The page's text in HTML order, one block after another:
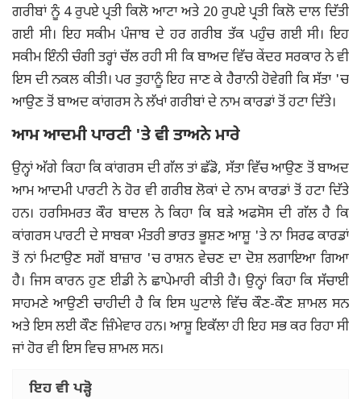
ਗਰੀਬਾਂ ਨੂੰ 4 ਰੁਪਏ ਪ੍ਰਤੀ ਕਿਲੋ ਆਟਾ ਅਤੇ 20 ਰੁਪਏ ਪ੍ਰਤੀ ਕਿਲੋ ਦਾਲ ਦਿੱਤੀ
ਗਈ ਸੀ। ਇਹ ਸਕੀਮ ਪੰਜਾਬ ਦੇ ਹਰ ਗਰੀਬ ਤੱਕ ਪਹੁੰਚ ਗਈ ਸੀ। ਇਹ
ਸਕੀਮ ਇੰਨੀ ਚੰਗੀ ਤਰ੍ਹਾਂ ਚੱਲ ਰਹੀ ਸੀ ਕਿ ਬਾਅਦ ਵਿੱਚ ਕੇਂਦਰ ਸਰਕਾਰ ਨੇ ਵੀ
ਇਸ ਦੀ ਨਕਲ ਕੀਤੀ। ਪਰ ਤੁਹਾਨੂੰ ਇਹ ਜਾਣ ਕੇ ਹੈਰਾਨੀ ਹੋਵੇਗੀ ਕਿ ਸੱਤਾ 'ਚ
ਆਉਣ ਤੋਂ ਬਾਅਦ ਕਾਂਗਰਸ ਨੇ ਲੱਖਾਂ ਗਰੀਬਾਂ ਦੇ ਨਾਮ ਕਾਰਡਾਂ ਤੋਂ ਹਟਾ ਦਿੱਤੇ।
ਆਮ ਆਦਮੀ ਪਾਰਟੀ 'ਤੇ ਵੀ ਤਾਅਨੇ ਮਾਰੇ
ਉਨ੍ਹਾਂ ਅੱਗੇ ਕਿਹਾ ਕਿ ਕਾਂਗਰਸ ਦੀ ਗੱਲ ਤਾਂ ਛੱਡੋ, ਸੱਤਾ ਵਿੱਚ ਆਉਣ ਤੋਂ ਬਾਅਦ
ਆਮ ਆਦਮੀ ਪਾਰਟੀ ਨੇ ਹੋਰ ਵੀ ਗਰੀਬ ਲੋਕਾਂ ਦੇ ਨਾਮ ਕਾਰਡਾਂ ਤੋਂ ਹਟਾ ਦਿੱਤੇ
ਹਨ। ਹਰਸਿਮਰਤ ਕੌਰ ਬਾਦਲ ਨੇ ਕਿਹਾ ਕਿ ਬੜੇ ਅਫਸੋਸ ਦੀ ਗੱਲ ਹੈ ਕਿ
ਕਾਂਗਰਸ ਪਾਰਟੀ ਦੇ ਸਾਬਕਾ ਮੰਤਰੀ ਭਾਰਤ ਭੂਸ਼ਣ ਆਸ਼ੂ 'ਤੇ ਨਾ ਸਿਰਫ ਕਾਰਡਾਂ
ਤੋਂ ਨਾਂ ਮਿਟਾਉਣ ਸਗੋਂ ਬਾਜ਼ਾਰ 'ਚ ਰਾਸ਼ਨ ਵੇਚਣ ਦਾ ਦੋਸ਼ ਲਗਾਇਆ ਗਿਆ
ਹੈ। ਜਿਸ ਕਾਰਨ ਹੁਣ ਈਡੀ ਨੇ ਛਾਪੇਮਾਰੀ ਕੀਤੀ ਹੈ। ਉਨ੍ਹਾਂ ਕਿਹਾ ਕਿ ਸੱਚਾਈ
ਸਾਹਮਣੇ ਆਉਣੀ ਚਾਹੀਦੀ ਹੈ ਕਿ ਇਸ ਘੁਟਾਲੇ ਵਿੱਚ ਕੌਣ-ਕੌਣ ਸ਼ਾਮਲ ਸਨ
ਅਤੇ ਇਸ ਲਈ ਕੌਣ ਜ਼ਿੰਮੇਵਾਰ ਹਨ। ਆਸ਼ੂ ਇਕੱਲਾ ਹੀ ਇਹ ਸਭ ਕਰ ਰਿਹਾ ਸੀ
ਜਾਂ ਹੋਰ ਵੀ ਇਸ ਵਿਚ ਸ਼ਾਮਲ ਸਨ।
ਇਹ ਵੀ ਪੜ੍ਹੋ